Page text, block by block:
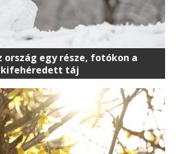
ország egy része, fotókon a
kifehéredett táj